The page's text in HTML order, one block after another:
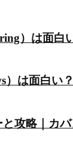
）は面
は面白い
攻略｜カ